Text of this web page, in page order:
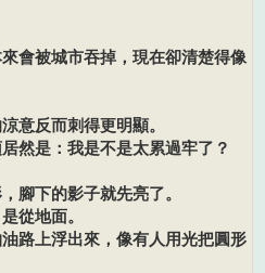
被城市吞掉，現在卻清楚得像
反而刺得更明顯。
是：我是不是太累過牢了？
下的影子就先亮了。
從地面。
上浮出來，像有人用光把圓形